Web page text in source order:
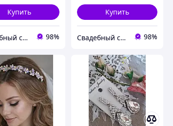
Купить
Свадебный салон "ПРИНЦЕССА" 98%
Купить
Свадебный салон "ПРИНЦЕССА" 98%